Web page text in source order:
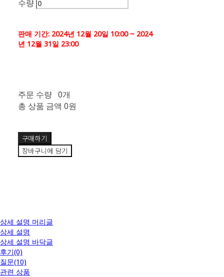
수량
판매 기간: 2024년 12월 20일 10:00 ~ 2024
년 12월 31일 23:00
주문 수량 0개
총 상품 금액 0원
구매하기
장바구니에 담기
상세 설명 머리글
상세 설명
상세 설명 바닥글
후기(0)
질문(10)
관련 상품